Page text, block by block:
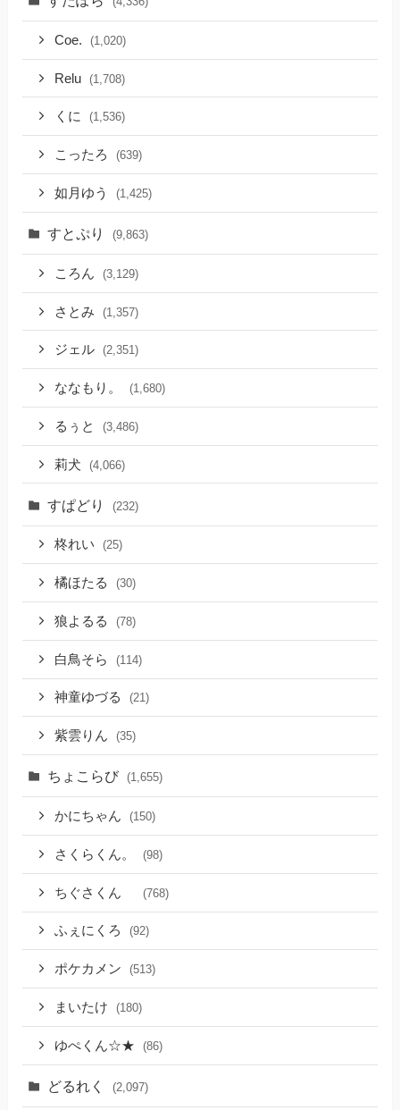
Coe. (1,020)
Relu (1,708)
くに (1,536)
こったろ (639)
如月ゆう (1,425)
すとぷり (9,863)
ころん (3,129)
さとみ (1,357)
ジェル (2,351)
ななもり。 (1,680)
るぅと (3,486)
莉犬 (4,066)
すぱどり (232)
柊れい (25)
橘ほたる (30)
狼よるる (78)
白鳥そら (114)
神童ゆづる (21)
紫雲りん (35)
ちょこらび (1,655)
かにちゃん (150)
さくらくん。 (98)
ちぐさくん (768)
ふぇにくろ (92)
ポケカメン (513)
まいたけ (180)
ゆぺくん☆★ (86)
どるれく (2,097)